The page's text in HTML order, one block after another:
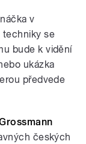
v
techniky se
bude k vidění
ukázka
předvede
českých